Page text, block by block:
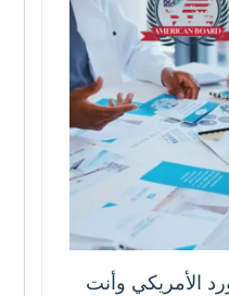
الأمريكي وأنت